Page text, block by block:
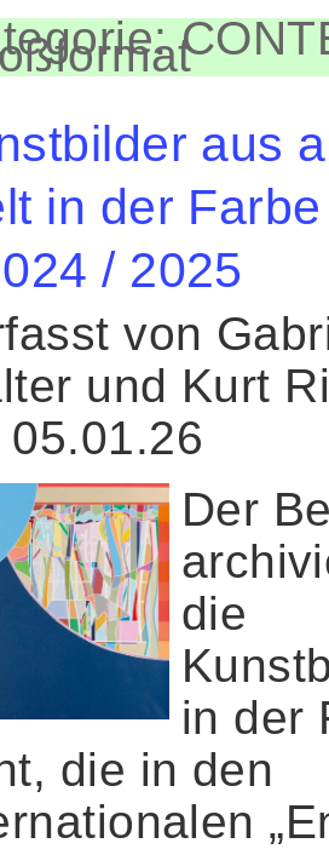
aus
in der
/ 2025
von
und Kurt
05.01.26
Der
die
in der
die in den